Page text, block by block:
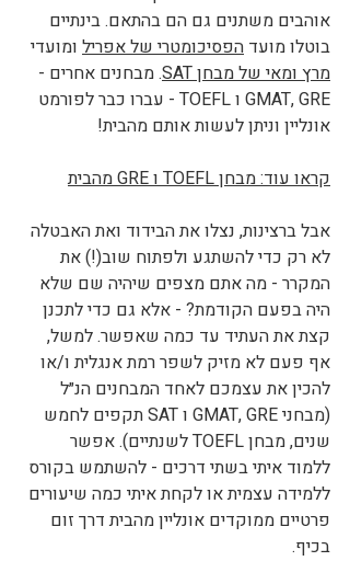
אוהבים משתנים גם הם בהתאם. בינתיים
בוטלו מועד הפסיכומטרי של אפריל ומועדי
מרץ ומאי של מבחן SAT
. מבחנים אחרים -
GMAT, GRE ו TOEFL - עברו כבר לפורמט
אונליין וניתן לעשות אותם מהבית!
קראו עוד: מבחן TOEFL ו GRE מהבית
אבל ברצינות, נצלו את הבידוד ואת האבטלה
לא רק כדי להשתגע ולפתוח שוב(!) את
המקרר - מה אתם מצפים שיהיה שם שלא
היה בפעם הקודמת? - אלא גם כדי לתכנן
קצת את העתיד עד כמה שאפשר. למשל,
אף פעם לא מזיק לשפר רמת אנגלית ו/או
להכין את עצמכם לאחד המבחנים הנ״ל
(מבחני GMAT, GRE ו SAT תקפים לחמש
שנים, מבחן TOEFL לשנתיים). אפשר
ללמוד איתי בשתי דרכים - להשתמש בקורס
ללמידה עצמית או לקחת איתי כמה שיעורים
פרטיים ממוקדים אונליין מהבית דרך זום
בכיף.